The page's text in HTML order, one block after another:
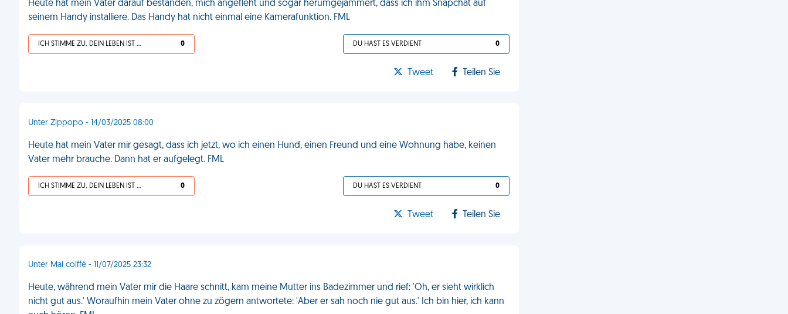
Heute hat mein Vater darauf bestanden, mich angefleht und sogar herumgejammert, dass ich ihm Snapchat auf
seinem Handy installiere. Das Handy hat nicht einmal eine Kamerafunktion. FML
ICH STIMME ZU, DEIN LEBEN IST SCHEISSE 0 DU HAST ES VERDIENT 0
Tweet Teilen Sie
Unter Zippopo - 14/03/2025 08:00
Heute hat mein Vater mir gesagt, dass ich jetzt, wo ich einen Hund, einen Freund und eine Wohnung habe, keinen
Vater mehr brauche. Dann hat er aufgelegt. FML
ICH STIMME ZU, DEIN LEBEN IST SCHEISSE 0 DU HAST ES VERDIENT 0
Tweet Teilen Sie
Unter Mal coiffé - 11/07/2025 23:32
Heute, während mein Vater mir die Haare schnitt, kam meine Mutter ins Badezimmer und rief: 'Oh, er sieht wirklich
nicht gut aus.' Woraufhin mein Vater ohne zu zögern antwortete: 'Aber er sah noch nie gut aus.' Ich bin hier, ich kann